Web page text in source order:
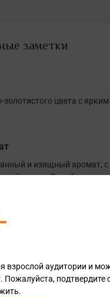
заметки
золотистого цвета с
и изящный аромат, с
цедры. В глубине
вкус с живой
раскрываются сочные
и лёгкой
цитрусовыми и
взрослой аудитории и
подтвердите